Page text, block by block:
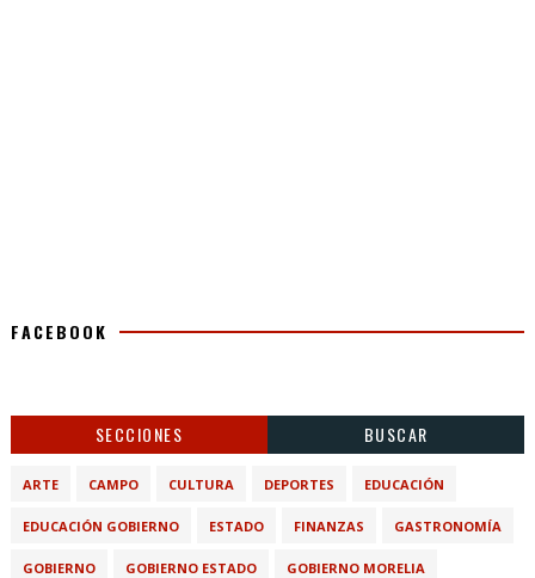
FACEBOOK
SECCIONES BUSCAR
ARTE CAMPO CULTURA DEPORTES EDUCACIÓN
EDUCACIÓN GOBIERNO ESTADO FINANZAS GASTRONOMÍA
GOBIERNO GOBIERNO ESTADO GOBIERNO MORELIA